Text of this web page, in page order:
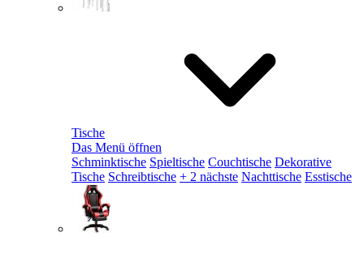
Tische
Das Menü öffnen
Schminktische Spieltische Couchtische Dekorative
Tische Schreibtische + 2 nächste Nachttische Esstische